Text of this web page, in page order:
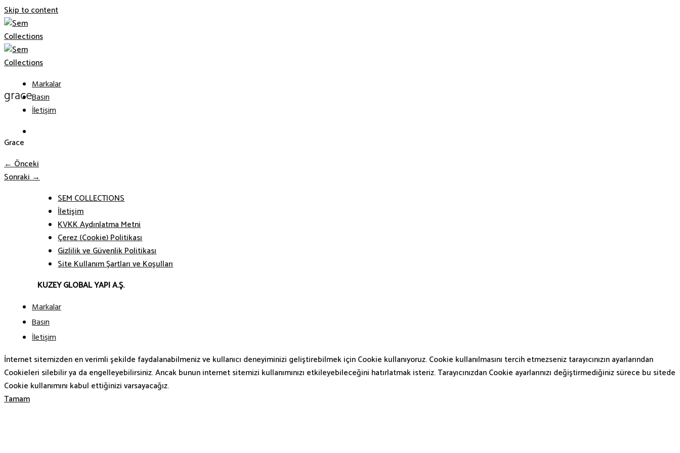
Skip to content
Markalar
Basın
İletişim
grace
Grace
←Önceki
Sonraki→
SEM COLLECTIONS
İletişim
KVKK Aydınlatma Metni
Çerez (Cookie) Politikası
Gizlilik ve Güvenlik Politikası
Site Kullanım Şartları ve Koşulları
KUZEY GLOBAL YAPI A.Ş.
Markalar
Basın
İletişim
İnternet sitemizden en verimli şekilde faydalanabilmeniz ve kullanıcı deneyiminizi geliştirebilmek için Cookie kullanıyoruz. Cookie kullanılmasını tercih etmezseniz tarayıcınızın ayarlarından
Cookieleri silebilir ya da engelleyebilirsiniz. Ancak bunun internet sitemizi kullanımınızı etkileyebileceğini hatırlatmak isteriz. Tarayıcınızdan Cookie ayarlarınızı değiştirmediğiniz sürece bu sitede
Cookie kullanımını kabul ettiğinizi varsayacağız.
Tamam